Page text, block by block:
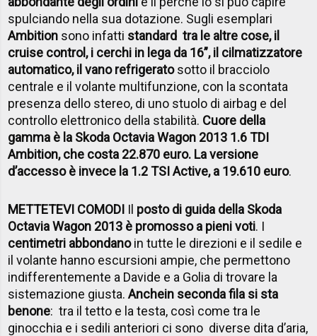
spulciando nella sua dotazione. Sugli esemplari
Ambition sono infatti standard tra le altre cose, il
cruise control, i cerchi in lega da 16”, il cilmatizzatore
automatico, il vano refrigeratosotto il bracciolo
centrale e il volante multifunzione, con la scontata
presenza dello stereo, di uno stuolo di airbag e del
controllo elettronico della stabilità. Cuore della
gamma è la Skoda Octavia Wagon 2013 1.6 TDI
Ambition, che costa 22.870 euro. La versione
d’accesso è invece la 1.2 TSI Active, a 19.610 euro.
METTETEVI COMODI Il posto di guida della Skoda
Octavia Wagon 2013 è promosso a pieni voti. I
centimetri abbondanoin tutte le direzioni e il sedile e
il volante hanno escursioni ampie, che permettono
indifferentemente a Davide e a Golia di trovare la
sistemazione giusta.Anchein seconda fila si sta
benone: tra il tetto e la testa, così come tra le
ginocchia e i sedili anteriori ci sono diverse dita d’aria,